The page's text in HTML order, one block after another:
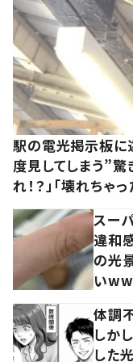
駅の電光掲示板
度見してしまう”
れ！？」「壊れちゃっ
スー
違和
の光
いww
体調
しか
した